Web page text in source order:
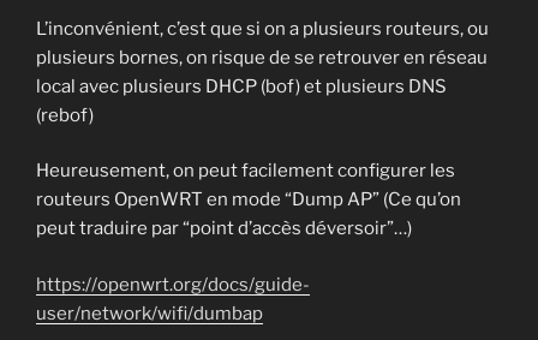
L’inconvénient, c’est que si on a plusieurs routeurs, ou
plusieurs bornes, on risque de se retrouver en réseau
local avec plusieurs DHCP (bof) et plusieurs DNS
(rebof)
Heureusement, on peut facilement configurer les
routeurs OpenWRT en mode “Dump AP” (Ce qu’on
peut traduire par “point d’accès déversoir”…)
https://openwrt.org/docs/guide-
user/network/wifi/dumbap